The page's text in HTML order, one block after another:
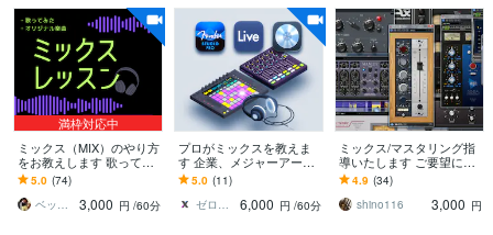
満枠対応中
ミックス（MIX）のやり方
をお教えします 歌ってみ
たの制作をしたい方大歓
迎！Cubaseも教えます
5.0 (74)
ベッチー Betzzy
3,000 円 /60分
プロがミックスを教えま
す 企業、メジャーアーテ
ィストへの提供多数
5.0 (11)
ゼロ（音楽クリエイター）
6,000 円 /60分
ミックス/マスタリング指
導いたします ご要望に合
わせ、様々なご希望に応
えます
4.9 (34)
shino116
3,000 円